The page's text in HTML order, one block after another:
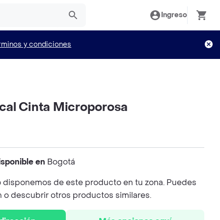
Ingreso
y condiciones
Cinta Microporosa
en Bogotá
disponemos de este producto en tu zona. Puedes
o descubrir otros productos similares.